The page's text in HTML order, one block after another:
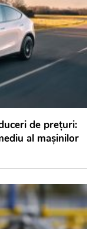
de preţuri:
al maşinilor